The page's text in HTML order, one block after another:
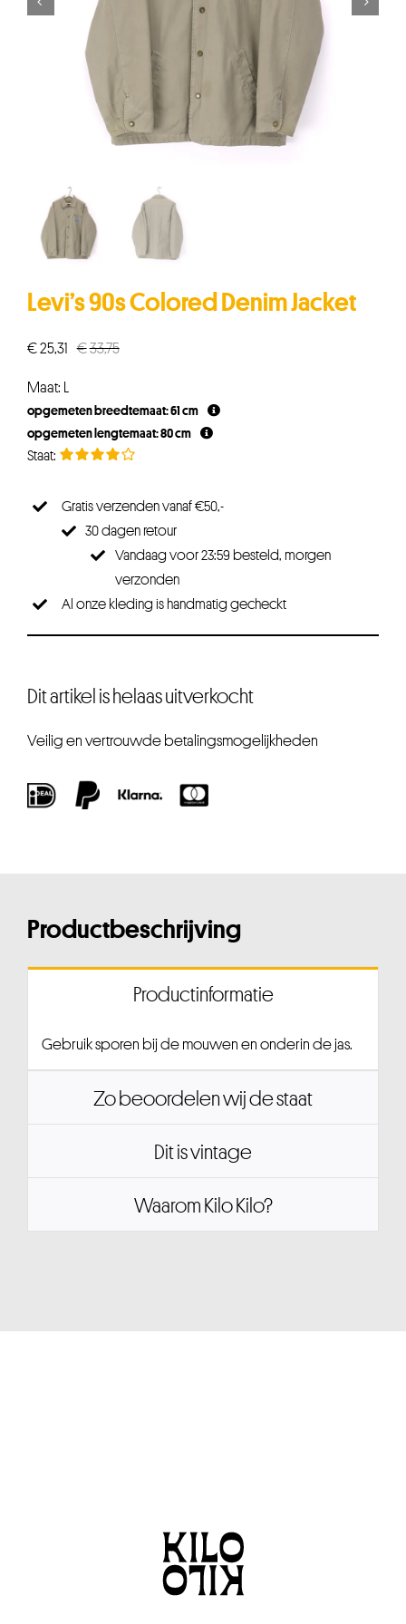
Levi’s 90s Colored Denim Jacket
€33,75Oorspronkelijke
€33,75.
€25,31
Huidige
€25,31.
Maat: L
opgemeten breedtemaat: 61 cm
opgemeten lengtemaat: 80 cm
Gratis verzenden vanaf €50,-
30 dagen retour
Vandaag voor 23:59 besteld, morgen
verzonden
Al onze kleding is handmatig gecheckt
Dit artikel is helaas uitverkocht
Veilig en vertrouwde betalingsmogelijkheden
Productbeschrijving
Productinformatie
Gebruik sporen bij de mouwen en onderin de jas.
Zo beoordelen wij de staat
Dit is vintage
Waarom Kilo Kilo?